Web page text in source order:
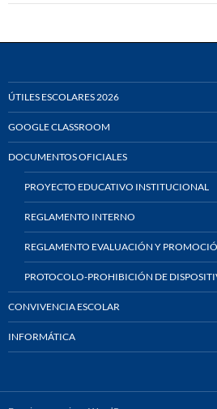
ÚTILES ESCOLARES 2026
GOOGLE CLASSROOM
DOCUMENTOS OFICIALES
PROYECTO EDUCATIVO INSTITUCIONAL
REGLAMENTO INTERNO
REGLAMENTO EVALUACIÓN Y
PROTOCOLO-PROHIBICIÓN DE
CONVIVENCIA ESCOLAR
INFORMÁTICA